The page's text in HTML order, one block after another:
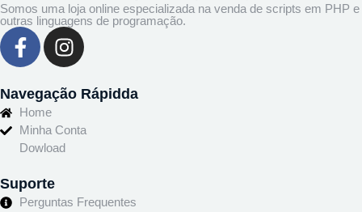
Somos uma loja online especializada na venda de scripts em PHP e
outras linguagens de programação.
Navegação Rápidda
Home
Minha Conta
Dowload
Suporte
Perguntas Frequentes